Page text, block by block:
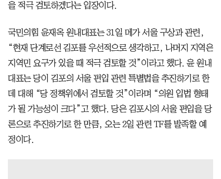
을 적극 검토하겠다는 입장이다.
국민의힘 윤재옥 원내대표는 31일 메가 서울 구상과 관련,
“현재 단계로선 김포를 우선적으로 생각하고, 나머지 지역은
지역민 요구가 있을 때 적극 검토할 것”이라고 했다. 윤 원내
대표는 당이 김포의 서울 편입 관련 특별법을 추진하기로 한
데 대해 “당 정책위에서 검토할 것”이라며 “의원 입법 형태
가 될 가능성이 크다”고 했다. 당은 김포시의 서울 편입을 당
론으로 추진하기로 한 만큼, 오는 2일 관련 TF를 발족할 예
정이다.